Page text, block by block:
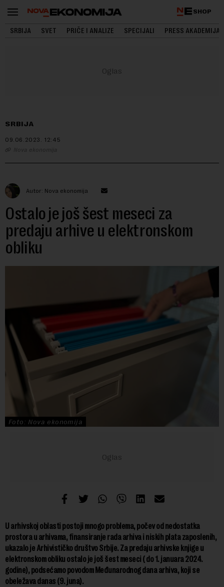
SHOP
SRBIJA SVET PRIČE I ANALIZE SPECIJALI PRESS AKADEMIJA
SRBIJA
09.06.2023. 12:45
Nova ekonomija
Autor: Nova ekonomija
Ostalo je još šest meseci za
predaju arhive u elektronskom
obliku
Foto: Nova ekonomija
U arhivskoj oblasti postoji mnogo problema, počev od nedostatka
prostora u arhivama, finansiranje rada arhiva i niskih plata zaposlenih,
ukazalo je Arhivističko društvo Srbije. Za predaju arhivske knjige u
elektronskom obliku ostalo je još šest meseci ( do 1. januara 2024.
godine), podsećamo povodom Međunarodnog dana arhiva, koji se
obeležava danas (9. juna).